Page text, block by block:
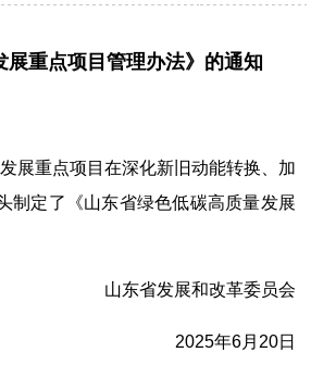
重点项目管理办法》的通知
展重点项目在深化新旧动能转换、加
制定了《山东省绿色低碳高质量发展
山东省发展和改革委员会
2025年6月20日